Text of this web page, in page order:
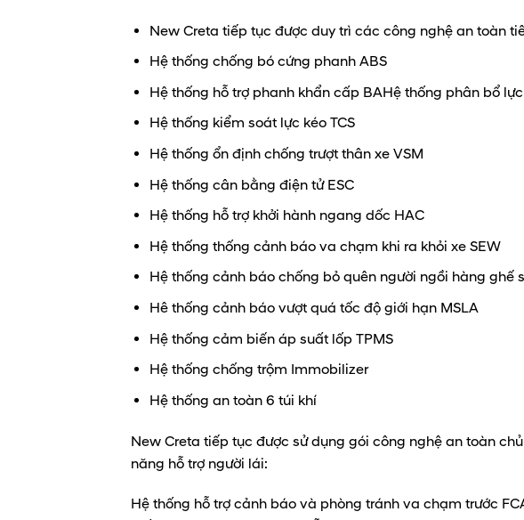
New Creta tiếp tục được duy trì các công nghệ an toàn
Hệ thống chống bó cứng phanh ABS
Hệ thống hỗ trợ phanh khẩn cấp BAHệ thống phân bổ
Hệ thống kiểm soát lực kéo TCS
Hệ thống ổn định chống trượt thân xe VSM
Hệ thống cân bằng điện tử ESC
Hệ thống hỗ trợ khởi hành ngang dốc HAC
Hệ thống thống cảnh báo va chạm khi ra khỏi xe SEW
Hệ thống cảnh báo chống bỏ quên người ngồi hàng ghế
Hê thống cảnh báo vượt quá tốc độ giới hạn MSLA
Hệ thống cảm biến áp suất lốp TPMS
Hệ thống chống trộm Immobilizer
Hệ thống an toàn 6 túi khí
New Creta tiếp tục được sử dụng gói công nghệ an toàn
năng hỗ trợ người lái:
Hệ thống hỗ trợ cảnh báo và phòng tránh va chạm trước